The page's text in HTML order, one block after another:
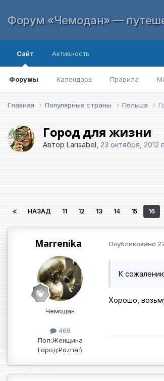
Форум «Чемодан» —
Сайт
Форумы Календарь Правила
Активность
Главная Популярные страны Польша
Город для жизни
Автор Larisabel 23 октября, 2012 в
НАЗАД 11 12 13 14 15 16
Marrenika
Чемодан
469
Пол:Женщина
Город:Poznań
Опубликовано
К
Хорошо,